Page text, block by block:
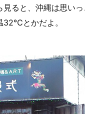
ると、沖縄は思いっ
32℃とかだよ。